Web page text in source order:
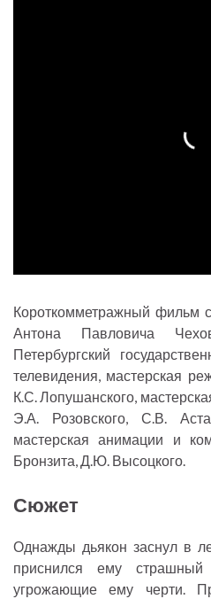
Короткомметражный фильм
Антона Павловича
Петербургский
телевидения, мастерская
К.С. Лопушанского,
Э.А. Розовского, С.В.
мастерская анимации и
Бронзита, Д.Ю. Высоцкого.
Сюжет
Однажды дьякон заснул в
приснился ему
угрожающие ему черти.